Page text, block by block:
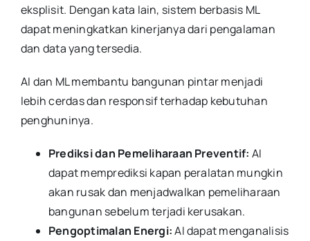
eksplisit. Dengan kata lain, sistem berbasis ML
dapat meningkatkan kinerjanya dari pengalaman
dan data yang tersedia.
AI dan ML membantu bangunan pintar menjadi
lebih cerdas dan responsif terhadap kebutuhan
penghuninya.
Prediksi dan Pemeliharaan Preventif: AI
dapat memprediksi kapan peralatan mungkin
akan rusak dan menjadwalkan pemeliharaan
bangunan sebelum terjadi kerusakan.
Pengoptimalan Energi:AI dapat menganalisis